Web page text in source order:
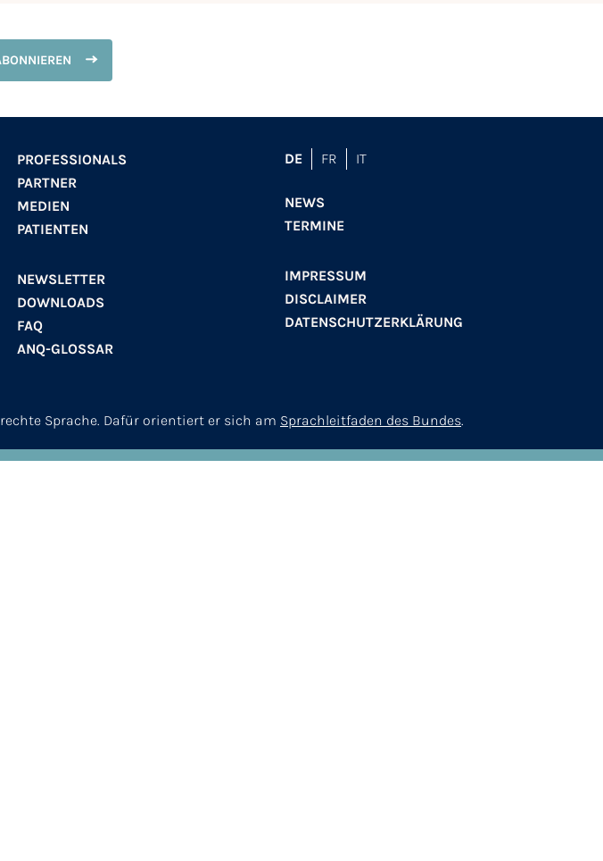
PROFESSIONALS
PARTNER
MEDIEN
PATIENTEN
NEWSLETTER
DOWNLOADS
FAQ
ANQ-GLOSSAR
DE FR IT
NEWS
TERMINE
IMPRESSUM
DISCLAIMER
DATENSCHUTZERKLÄRUNG
Sprache. Dafür orientiert er sich am Sprachleitfaden des Bundes.